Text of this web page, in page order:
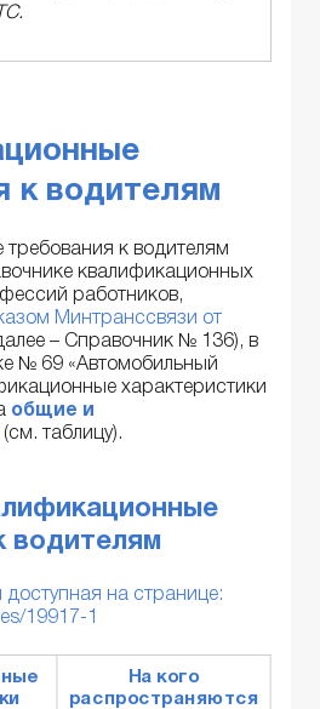
к водителям
к водителям
квалификационных
работников,
Минтранссвязи от
– Справочник № 136), в
№ 69 «Автомобильный
характеристики
общие и
(см. таблицу).
водителям
доступная на странице:
19917-1
На кого
распространяются